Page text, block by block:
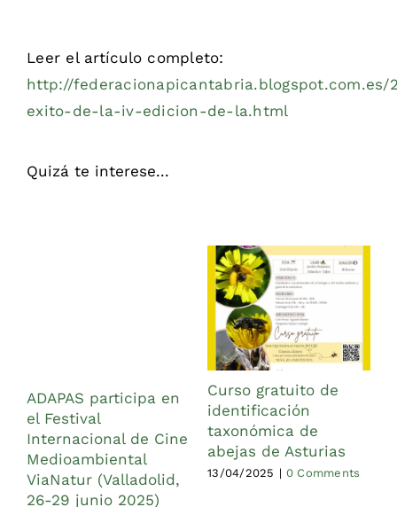
Leer el artículo completo:
http://federacionapicantabria.blogspot.com.es/
exito-de-la-iv-edicion-de-la.html
Quizá te interese...
ADAPAS participa en
el Festival
Internacional de Cine
Medioambiental
ViaNatur (Valladolid,
26-29 junio 2025)
Curso gratuito de
identificación
taxonómica de
abejas de Asturias
13/04/2025 | 0 Comments